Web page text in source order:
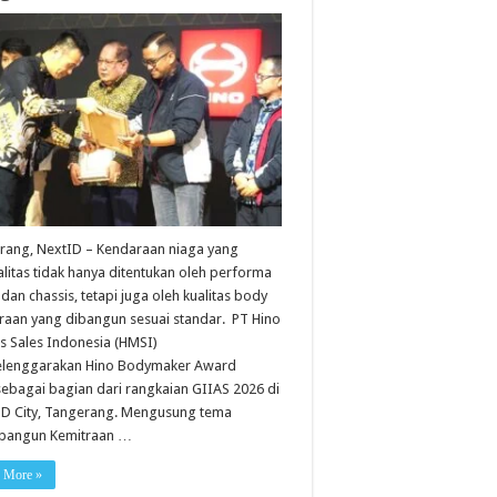
NextID – Kendaraan niaga yang
tidak hanya ditentukan oleh performa
chassis, tetapi juga oleh kualitas body
yang dibangun sesuai standar. PT Hino
Sales Indonesia (HMSI)
Hino Bodymaker Award
bagian dari rangkaian GIIAS 2026 di
City, Tangerang. Mengusung tema
Kemitraan …
More »